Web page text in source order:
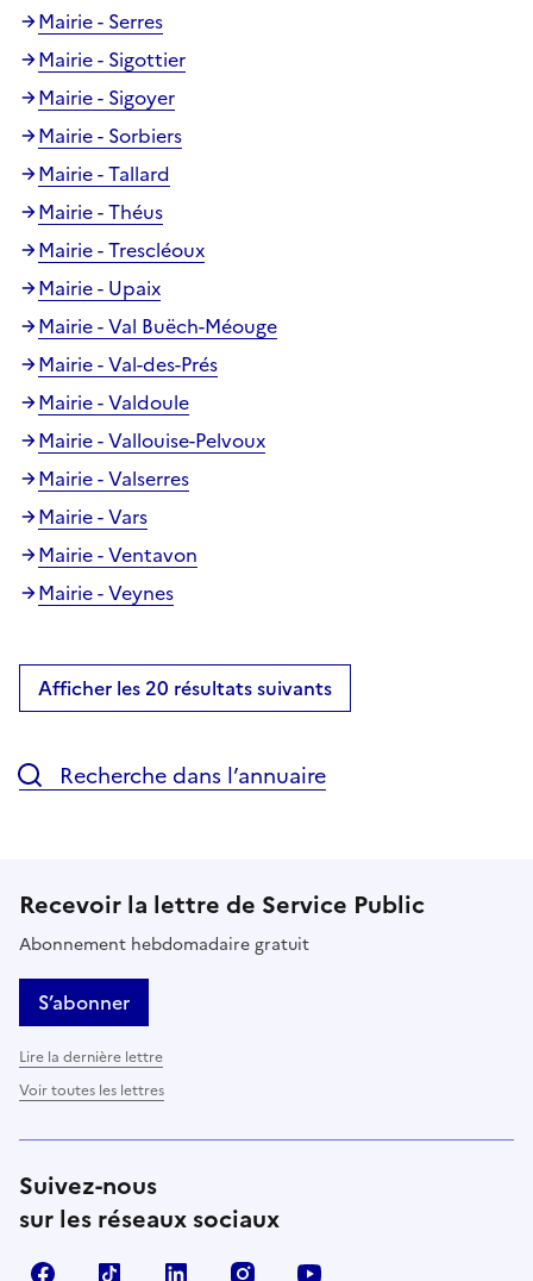
Mairie - Serres
Mairie - Sigottier
Mairie - Sigoyer
Mairie - Sorbiers
Mairie - Tallard
Mairie - Théus
Mairie - Trescléoux
Mairie - Upaix
Mairie - Val Buëch-Méouge
Mairie - Val-des-Prés
Mairie - Valdoule
Mairie - Vallouise-Pelvoux
Mairie - Valserres
Mairie - Vars
Mairie - Ventavon
Mairie - Veynes
Afficher les 20 résultats suivants
Recherche dans l’annuaire
Recevoir la lettre de Service Public
Abonnement hebdomadaire gratuit
S’abonner
Lire la dernière lettre
Voir toutes les lettres
Suivez-nous
sur les réseaux sociaux
FacebookTikTok LinkedIn Instagram